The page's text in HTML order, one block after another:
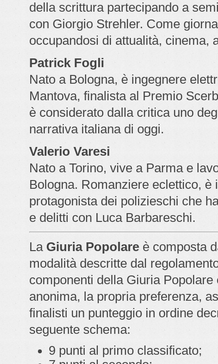
della scrittura partecipando a
con Giorgio Strehler. Come
occupandosi di attualità, cinema,
Patrick Fogli
Nato a Bologna, è ingegnere
Mantova, finalista al Premio
è considerato dalla critica uno
narrativa italiana di oggi.
Valerio Varesi
Nato a Torino, vive a Parma e
Bologna. Romanziere eclettico,
protagonista dei polizieschi che
e delitti con Luca Barbareschi.
La Giuria Popolare è composta
modalità descritte dal
componenti della Giuria
anonima, la propria preferenza,
finalisti un punteggio in ordine
seguente schema:
9 punti al primo classificato;